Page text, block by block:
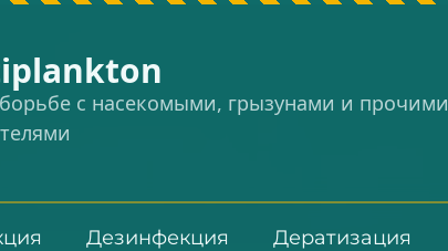
с насекомыми, грызунами и прочими
Дезинфекция Дератизация